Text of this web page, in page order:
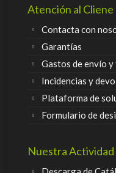
Atención al Cliene
Contacta con
Garantías
Gastos de envío
Incidencias y
Plataforma de
Formulario de
Nuestra Actividad